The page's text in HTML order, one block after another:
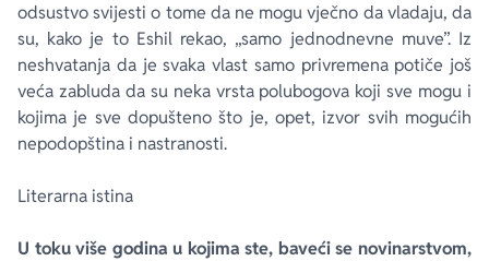
odsustvo svijesti o tome da ne mogu vječno da vladaju, da
su, kako je to Eshil rekao, „samo jednodnevne muve”. Iz
neshvatanja da je svaka vlast samo privremena potiče još
veća zabluda da su neka vrsta polubogova koji sve mogu i
kojima je sve dopušteno što je, opet, izvor svih mogućih
nepodopština i nastranosti.
Literarna istina
U toku više godina u kojima ste, baveći se novinarstvom,